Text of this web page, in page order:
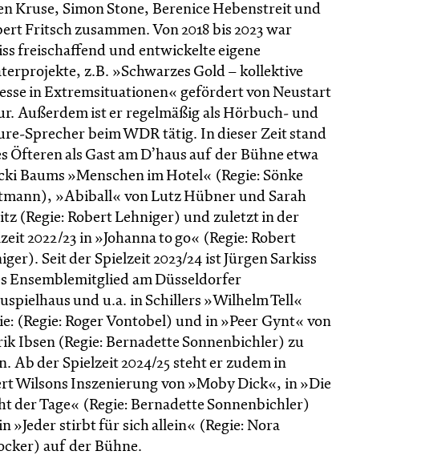
Kruse, Simon Stone, Berenice Hebenstreit und
Fritsch zusammen. Von 2018 bis 2023 war
freischaffend und entwickelte eigene
z.B. »Schwarzes Gold – kollektive
in Extremsituationen« gefördert von Neustart
Außerdem ist er regelmäßig als Hörbuch- und
Sprecher beim WDR tätig. In dieser Zeit stand
Öfteren als Gast am D’haus auf der Bühne etwa
Baums »Menschen im Hotel« (Regie: Sönke
»Abiball« von Lutz Hübner und Sarah
(Regie: Robert Lehniger) und zuletzt in der
2022/23 in »Johanna to go« (Regie: Robert
Seit der Spielzeit 2023/24 ist Jürgen Sarkiss
Ensemblemitglied am Düsseldorfer
und u.a. in Schillers »Wilhelm Tell«
(Regie: Roger Vontobel) und in »Peer Gynt« von
Ibsen (Regie: Bernadette Sonnenbichler) zu
Ab der Spielzeit 2024/25 steht er zudem in
Wilsons Inszenierung von »Moby Dick«, in »Die
der Tage« (Regie: Bernadette Sonnenbichler)
»Jeder stirbt für sich allein« (Regie: Nora
auf der Bühne.